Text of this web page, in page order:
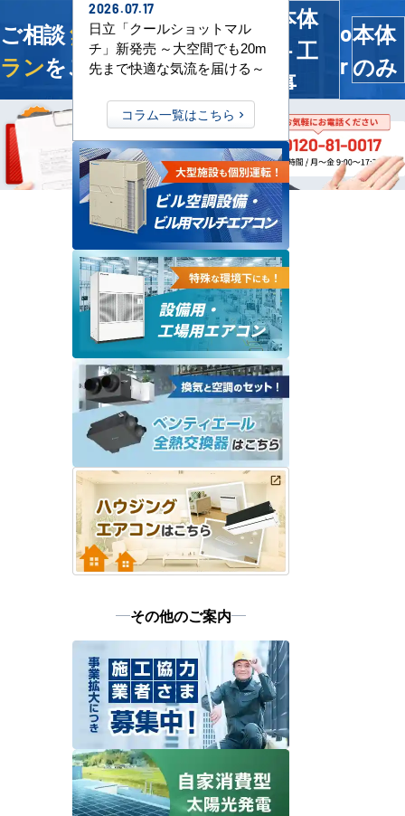
ご相談無料！今すぐ最適プ
ランをご提案します
本体
＋工
事
o
r
本体
のみ
2026.07.17
日立「クールショットマル
チ」新発売 ～大空間でも20m
先まで快適な気流を届ける～
コラム一覧はこちら
その他のご案内